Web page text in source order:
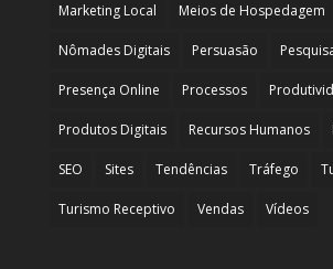
Marketing Local Meios de Hospedagem
Nômades Digitais Persuasão
Presença Online Processos
Produtos Digitais Recursos Humanos
SEO Sites Tendências Tráfego
Turismo Receptivo Vendas Vídeos